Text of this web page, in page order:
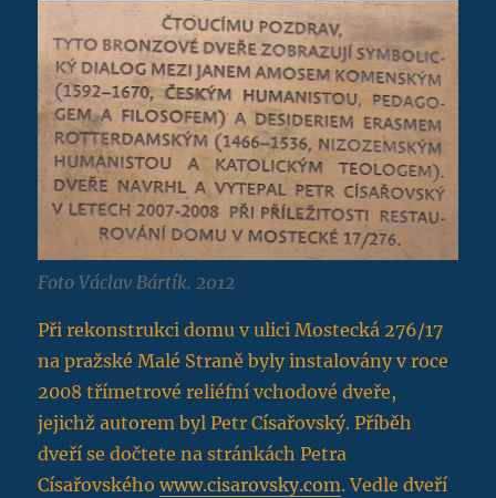
Foto Václav Bártík. 2012
Při rekonstrukci domu v ulici Mostecká 276/17
na pražské Malé Straně byly instalovány v roce
2008 třímetrové reliéfní vchodové dveře,
jejichž autorem byl Petr Císařovský. Příběh
dveří se dočtete na stránkách Petra
Císařovskéhowww.cisarovsky.com. Vedle dveří